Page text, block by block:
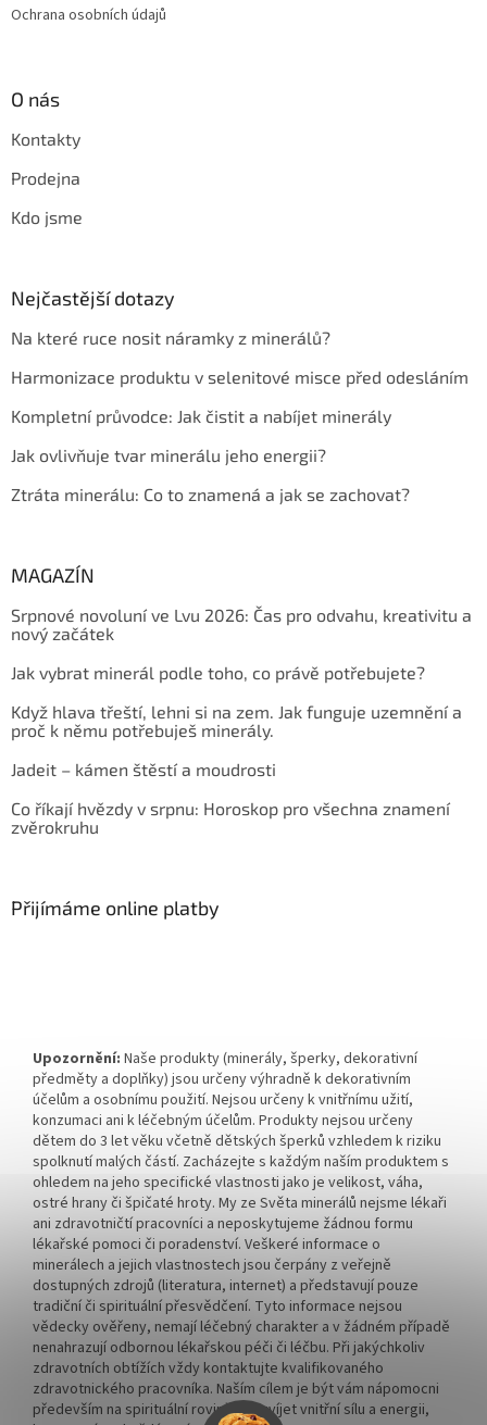
Ochrana osobních údajů
O nás
Kontakty
Prodejna
Kdo jsme
Nejčastější dotazy
Na které ruce nosit náramky z minerálů?
Harmonizace produktu v selenitové misce před odesláním
Kompletní průvodce: Jak čistit a nabíjet minerály
Jak ovlivňuje tvar minerálu jeho energii?
Ztráta minerálu: Co to znamená a jak se zachovat?
MAGAZÍN
Srpnové novoluní ve Lvu 2026: Čas pro odvahu, kreativitu a
nový začátek
Jak vybrat minerál podle toho, co právě potřebujete?
Když hlava třeští, lehni si na zem. Jak funguje uzemnění a
proč k němu potřebuješ minerály.
Jadeit – kámen štěstí a moudrosti
Co říkají hvězdy v srpnu: Horoskop pro všechna znamení
zvěrokruhu
Přijímáme online platby
Upozornění: Naše produkty (minerály, šperky, dekorativní
předměty a doplňky) jsou určeny výhradně k dekorativním
účelům a osobnímu použití. Nejsou určeny k vnitřnímu užití,
konzumaci ani k léčebným účelům. Produkty nejsou určeny
dětem do 3 let věku včetně dětských šperků vzhledem k riziku
spolknutí malých částí. Zacházejte s každým naším produktem s
ohledem na jeho specifické vlastnosti jako je velikost, váha,
ostré hrany či špičaté hroty. My ze Světa minerálů nejsme lékaři
ani zdravotničtí pracovníci a neposkytujeme žádnou formu
lékařské pomoci či poradenství. Veškeré informace o
minerálech a jejich vlastnostech jsou čerpány z veřejně
dostupných zdrojů (literatura, internet) a představují pouze
tradiční či spirituální přesvědčení. Tyto informace nejsou
vědecky ověřeny, nemají léčebný charakter a v žádném případě
nenahrazují odbornou lékařskou péči či léčbu. Při jakýchkoliv
zdravotních obtížích vždy kontaktujte kvalifikovaného
zdravotnického pracovníka. Naším cílem je být vám nápomocni
především na spirituální rovině a rozvíjet vnitřní sílu a energii,